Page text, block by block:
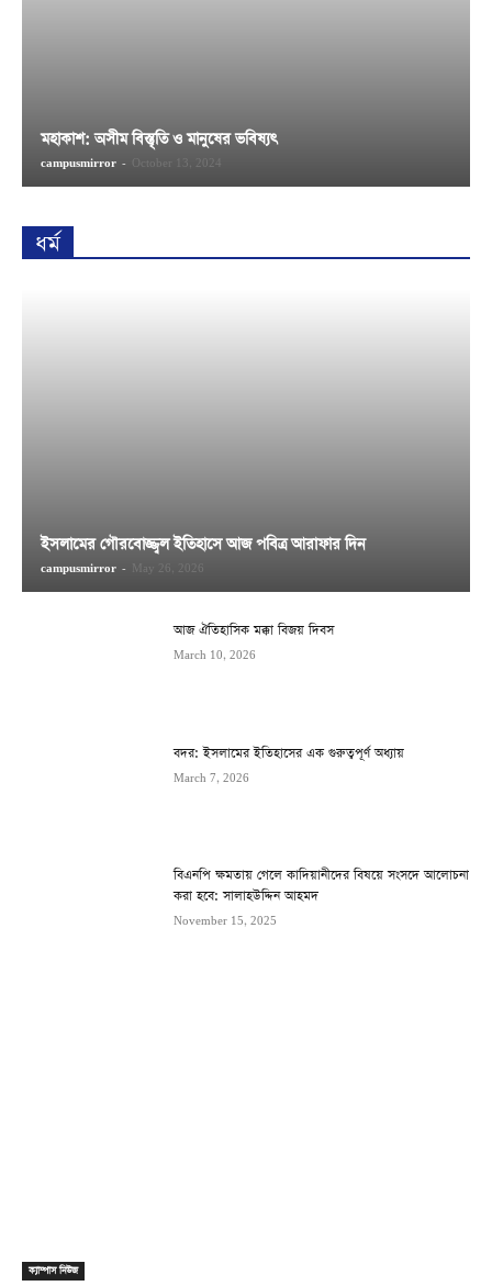
মহাকাশ: অসীম বিস্তৃতি ও মানুষের ভবিষ্যৎ
campusmirror - October 13, 2024
ধর্ম
ইসলামের গৌরবোজ্জ্বল ইতিহাসে আজ পবিত্র আরাফার দিন
campusmirror - May 26, 2026
আজ ঐতিহাসিক মক্কা বিজয় দিবস
March 10, 2026
বদর: ইসলামের ইতিহাসের এক গুরুত্বপূর্ণ অধ্যায়
March 7, 2026
বিএনপি ক্ষমতায় গেলে কাদিয়ানীদের বিষয়ে সংসদে আলোচনা
করা হবে: সালাহউদ্দিন আহমদ
November 15, 2025
ক্যাম্পাস নিউজ